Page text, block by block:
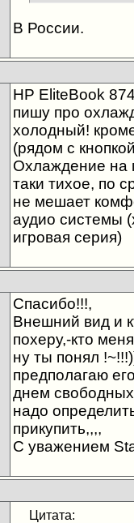
В России.
HP EliteBook
пишу про
холодный!
(рядом с
Охлаждение на
таки тихое, по
не мешает
аудио системы
игровая серия)
Спасибо!!!,
Внешний вид и
похеру,-кто
ну ты понял
предполагаю
днем
надо
прикупить,,,,
С уважением
Цитата: